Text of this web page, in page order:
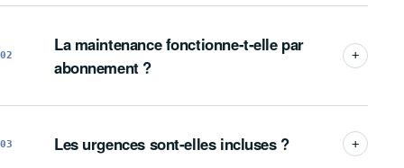
02
La maintenance fonctionne-t-elle par
abonnement ?
03 Les urgences sont-elles incluses ?